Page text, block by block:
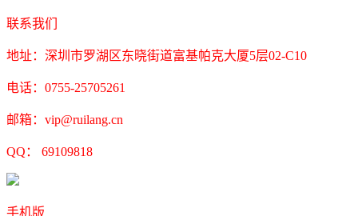
联系我们
地址：深圳市罗湖区东晓街道富基帕克大厦5层02-C10
电话：0755-25705261
邮箱：vip@ruilang.cn
QQ： 69109818
手机版